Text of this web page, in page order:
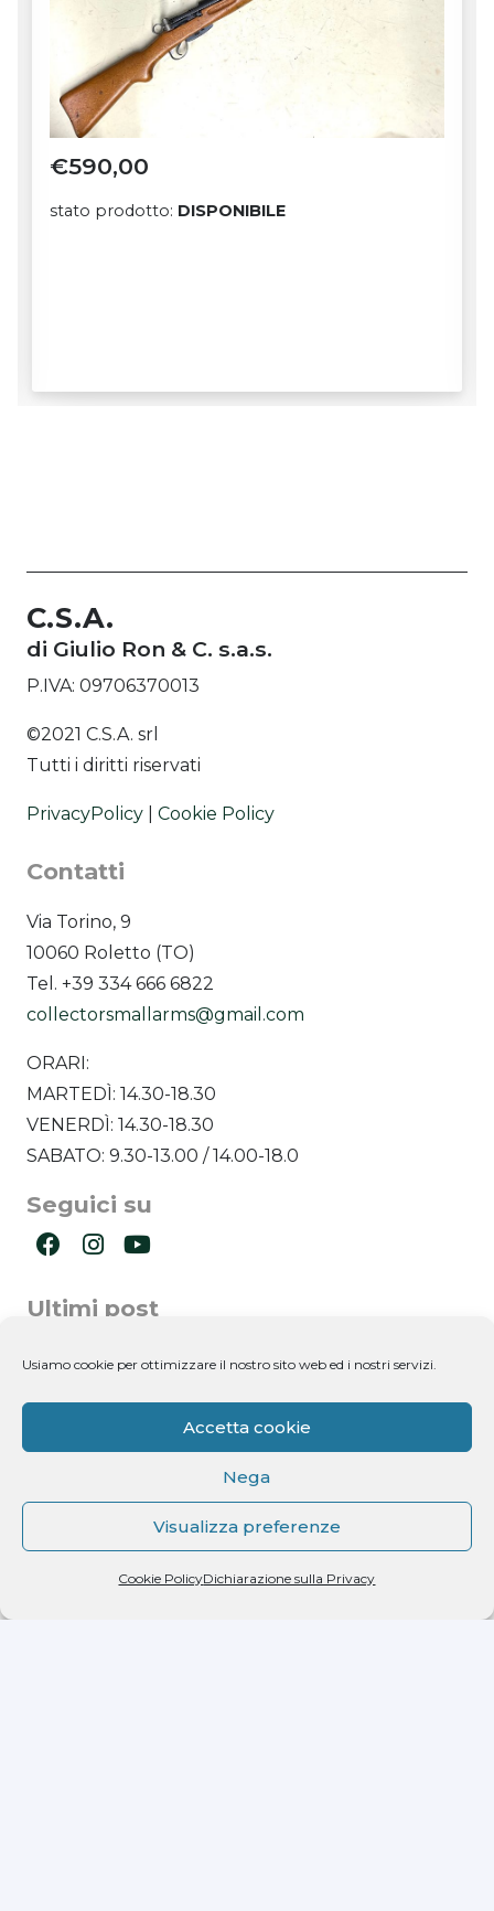
Usiamo cookie per ottimizzare il nostro sito web ed i nostri servizi.
Accetta cookie
Nega
Visualizza preferenze
Cookie PolicyDichiarazione sulla Privacy
€590,00
stato prodotto: DISPONIBILE
C.S.A.
di Giulio Ron & C. s.a.s.
P.IVA: 09706370013
©2021 C.S.A. srl
Tutti i diritti riservati
PrivacyPolicy Cookie Policy
Contatti
Via Torino, 9
10060 Roletto (TO)
Tel. +39 334 666 6822
collectorsmallarms@gmail.com
ORARI:
MARTEDÌ: 14.30-18.30
VENERDÌ: 14.30-18.30
SABATO: 9.30-13.00 / 14.00-18.0
Seguici su
Ultimi post
Newsletter
Dichiaro di aver letto l'informativa ricevuta ai
sensi dell'art. 13 del D.lgs. n. 196/2003 e di